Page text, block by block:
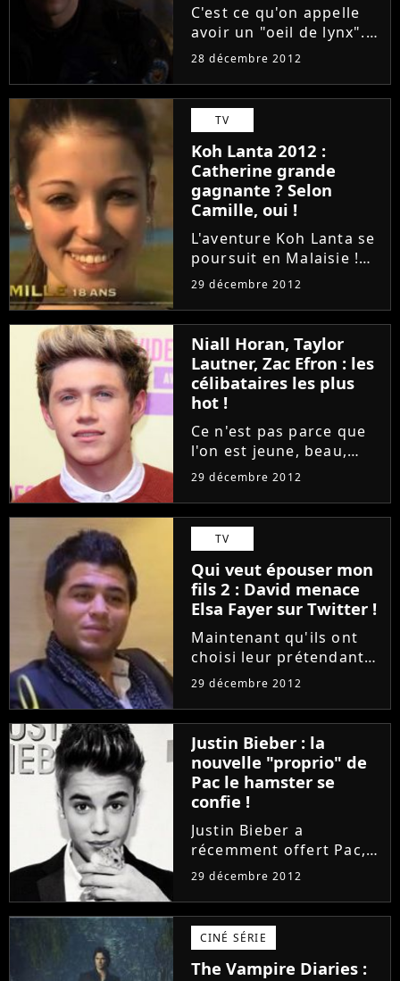
C'est ce qu'on appelle
avoir un "oeil de lynx".
Si Christopher Nolan
trilogie de la meilleure
des façons avec The
Dark Knight Rises, il
nous a pourtant offert...
28 décembre 2012
TV
Koh Lanta 2012 :
Catherine grande
gagnante ? Selon
Camille, oui !
L'aventure Koh Lanta se
poursuit en Malaisie !
Quelques jours après la
le 14 décembre 2012,
les candidats doivent
s'entraider, mais les
camps restent encore...
29 décembre 2012
Niall Horan, Taylor
Lautner, Zac Efron : les
célibataires les plus
hot !
Ce n'est pas parce que
l'on est jeune, beau,
riche et célèbre que l'on
facilement. Certes ça
peut aider certaines
personnes mais parfois,
cela ne joue pas en...
29 décembre 2012
TV
Qui veut épouser mon
fils 2 : David menace
Elsa Fayer sur Twitter !
Maintenant qu'ils ont
choisi leur prétendante
ou leur mère lors du
le 21 décembre 2012 sur
TF1, les candidats de
Qui veut épouser mon
fils 2 vont peu à peu...
29 décembre 2012
Justin Bieber : la
nouvelle "proprio" de
Pac le hamster se
confie !
Justin Bieber a
récemment offert Pac,
son hamster, à l'une de
cet "abandon" n'a pas
fait l'unanimité auprès
des Beliebers et a
sérieusement inquiété
29 décembre 2012
CINÉ SÉRIE
The Vampire Diaries :